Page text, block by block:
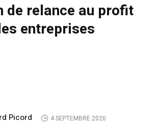
de relance au profit
entreprises
Picord 4 SEPTEMBRE 2020